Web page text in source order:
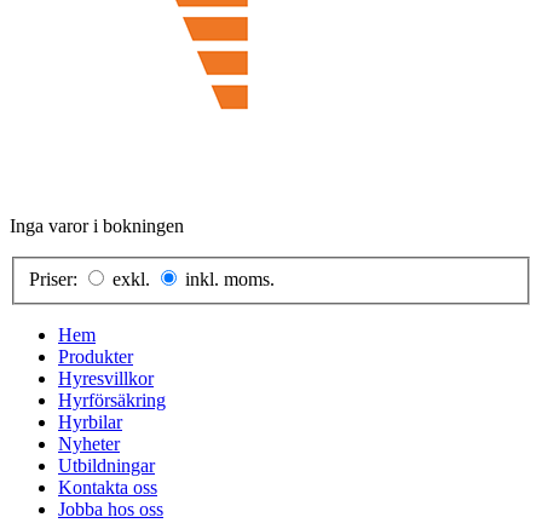
Inga varor i bokningen
Priser: exkl. inkl. moms.
Hem
Produkter
Hyresvillkor
Hyrförsäkring
Hyrbilar
Nyheter
Utbildningar
Kontakta oss
Jobba hos oss